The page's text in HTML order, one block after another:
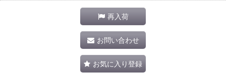
再入荷
お問い合わせ
お気に入り登録